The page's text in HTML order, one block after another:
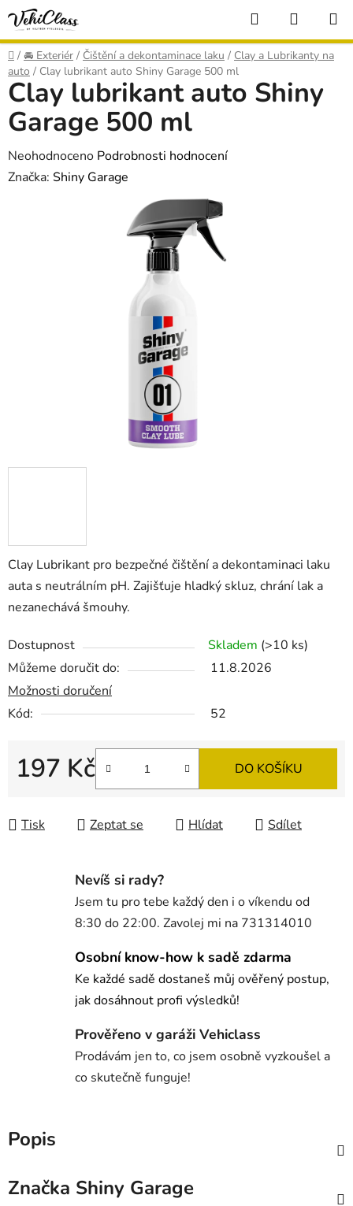
Přejít
obsah
Hledat
KOŠÍK
Domů
/ 🚘 Exteriér / Čištění a dekontaminace laku / Clay a Lubrikanty na
auto / Clay lubrikant auto Shiny Garage 500 ml
Clay Lubrikant pro bezpečné čištění a dekontaminaci laku
auta s neutrálním pH. Zajišťuje hladký skluz, chrání lak a
nezanechává šmouhy.
Dostupnost Skladem (>10 ks)
Můžeme doručit do:
11.8.2026
Možnosti doručení
Kód:
52
197 Kč DO KOŠÍKU
Tisk Zeptat se Hlídat Sdílet
Clay lubrikant auto Shiny
Garage 500 ml
Průměrné
hodnocení
Neohodnoceno Podrobnosti hodnocení
Značka: Shiny Garage
Nevíš si rady?
Jsem tu pro tebe každý den i o víkendu od
8:30 do 22:00. Zavolej mi na 731314010
Osobní know-how k sadě zdarma
Ke každé sadě dostaneš můj ověřený postup,
jak dosáhnout profi výsledků!
Prověřeno v garáži Vehiclass
Prodávám jen to, co jsem osobně vyzkoušel a
co skutečně funguje!
Popis
Značka Shiny Garage